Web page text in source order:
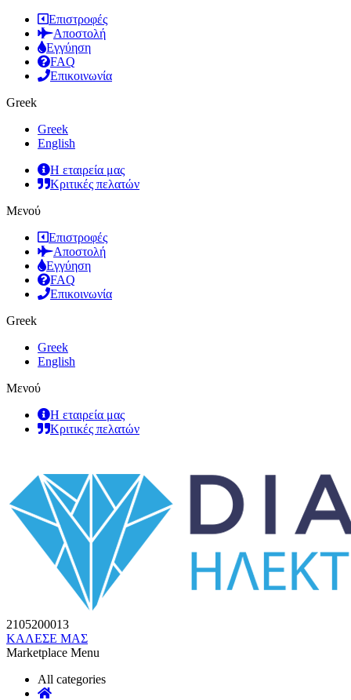
Επιστροφές
Αποστολή
Εγγύηση
FAQ
Επικοινωνία
Greek
Greek
English
Η εταιρεία μας
Κριτικές πελατών
Μενού
Επιστροφές
Αποστολή
Εγγύηση
FAQ
Επικοινωνία
Greek
Greek
English
Μενού
Η εταιρεία μας
Κριτικές πελατών
2105200013
ΚΑΛΕΣΕ ΜΑΣ
Marketplace Menu
All categories